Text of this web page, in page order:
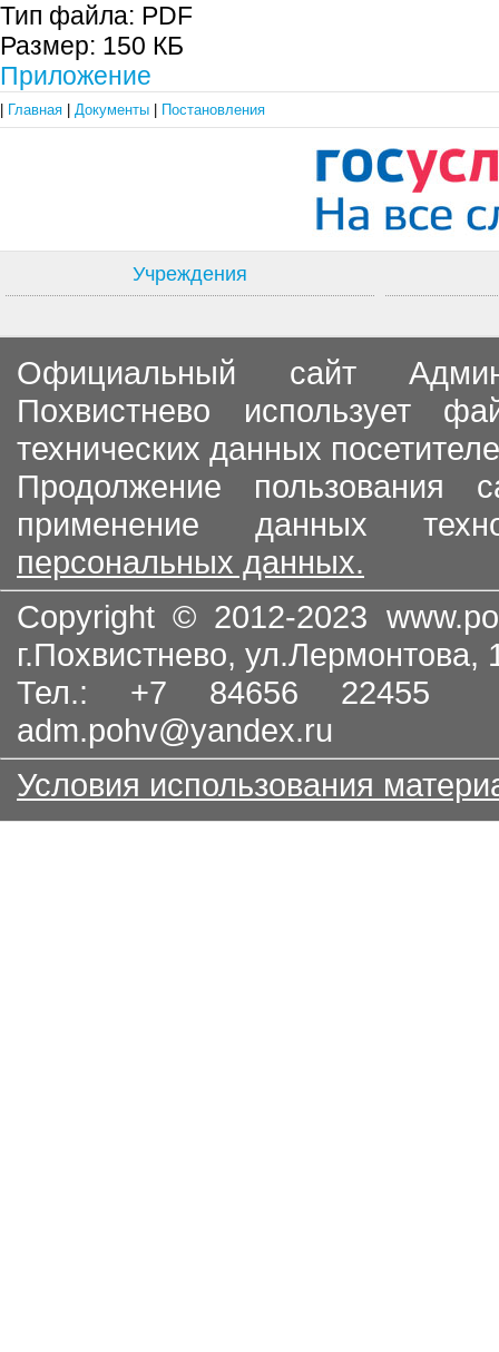
Тип файла: PDF
Размер: 150 КБ
Приложение
Главная Документы Постановления
Учреждения
Официальный сайт
Похвистнево использует
технических данных
Продолжение пользования
применение данных
персональных данных.
Copyright © 2012-2023
г.Похвистнево, ул.Лермонтова,
Тел.: +7 84656
adm.pohv@yandex.ru
Условия использования